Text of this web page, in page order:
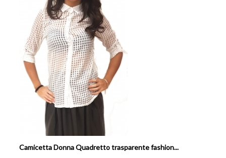
Camicetta Donna Quadretto trasparente fashion...